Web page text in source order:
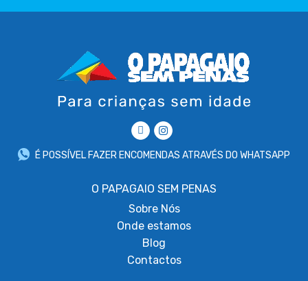
É POSSÍVEL FAZER ENCOMENDAS ATRAVÉS DO WHATSAPP
O PAPAGAIO SEM PENAS
Sobre Nós
Onde estamos
Blog
Contactos